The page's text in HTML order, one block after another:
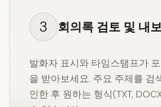
3 회의록 검토 및 내
발화자 표시와 타임스탬프가
을 받아보세요. 주요 주제를 검
인한 후 원하는 형식(TXT,